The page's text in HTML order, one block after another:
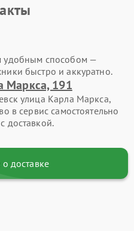
удобным способом —
быстро и аккуратно.
Маркса, 191
улица Карла Маркса,
в сервис самостоятельно
доставкой.
доставке